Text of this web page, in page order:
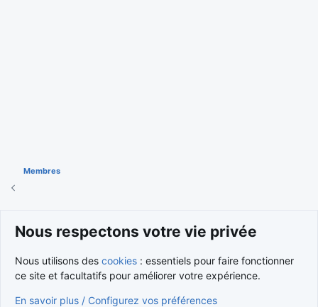
Membres
Cookies
Politique de confidentialité
Aide Accueil
R
S
S
Traduction française parXenForo FR|Media embeds via s9e/MediaSites
Nous respectons votre vie privée
Nous utilisons des cookies : essentiels pour faire fonctionner
ce site et facultatifs pour améliorer votre expérience.
En savoir plus / Configurez vos préférences